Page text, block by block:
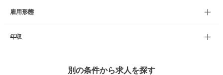
雇用形態
年収
別の条件から求人を探す